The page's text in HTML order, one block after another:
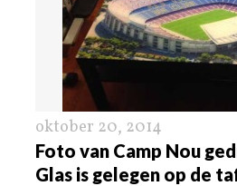
oktober 20, 2014
Foto van Camp Nou
Glas is gelegen op de